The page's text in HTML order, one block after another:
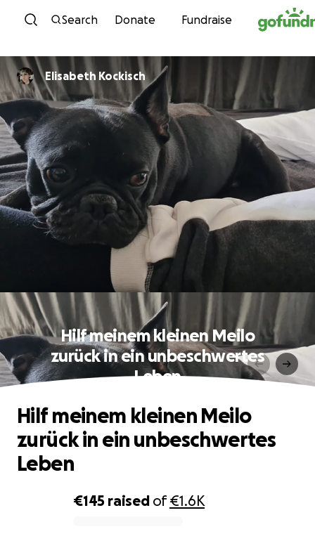
Skip to content
Search Donate Fundraise
Elisabeth Kockisch
Hilf meinem kleinen Meilo
zurück in ein unbeschwertes
Leben
€145 raised of€1.6K
Hilf meinem kleinen Meilo
zurück in ein unbeschwertes
Leben